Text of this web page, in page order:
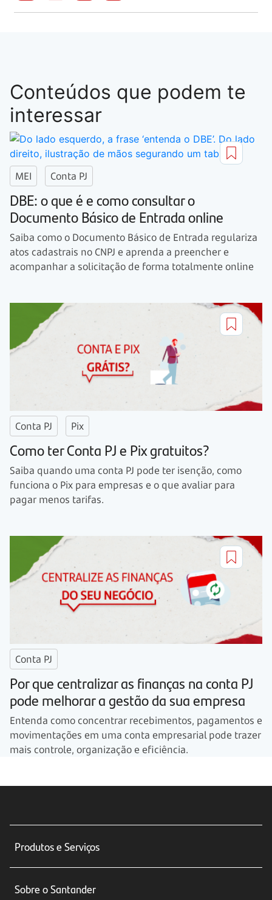
Conteúdos que podem te
interessar
MEI Conta PJ
DBE: o que é e como consultar o
Documento Básico de Entrada online
Saiba como o Documento Básico de Entrada regulariza
atos cadastrais no CNPJ e aprenda a preencher e
acompanhar a solicitação de forma totalmente online
Conta PJ Pix
Como ter Conta PJ e Pix gratuitos?
Saiba quando uma conta PJ pode ter isenção, como
funciona o Pix para empresas e o que avaliar para
pagar menos tarifas.
Conta PJ
Por que centralizar as finanças na conta PJ
pode melhorar a gestão da sua empresa
Entenda como concentrar recebimentos, pagamentos e
movimentações em uma conta empresarial pode trazer
mais controle, organização e eficiência.
Produtos e Serviços
Sobre o Santander